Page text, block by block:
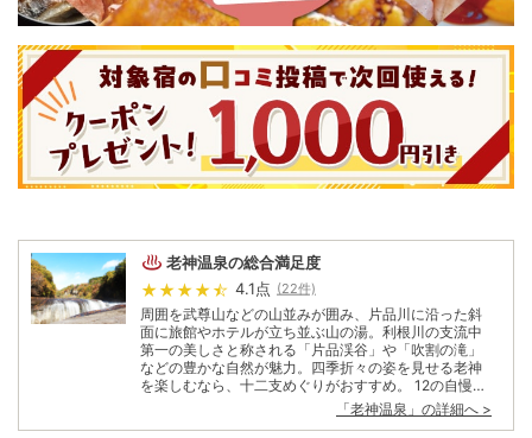
老神温泉の総合満足度
4.1点 (22件)
周囲を武尊山などの山並みが囲み、片品川に沿った斜
面に旅館やホテルが立ち並ぶ山の湯。利根川の支流中
第一の美しさと称される「片品渓谷」や「吹割の滝」
などの豊かな自然が魅力。四季折々の姿を見せる老神
を楽しむなら、十二支めぐりがおすすめ。 12の自慢の
露天風呂めぐりを、期間無期限で楽しめる。また、例
年5月から11月中旬にかけては名物の朝市が開かれる。
「老神温泉 」の詳細へ >